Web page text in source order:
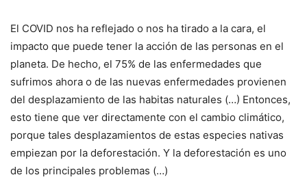
El COVID nos ha reflejado o nos ha tirado a la cara, el
impacto que puede tener la acción de las personas en el
planeta. De hecho, el 75% de las enfermedades que
sufrimos ahora o de las nuevas enfermedades provienen
del desplazamiento de las habitas naturales (…) Entonces,
esto tiene que ver directamente con el cambio climático,
porque tales desplazamientos de estas especies nativas
empiezan por la deforestación. Y la deforestación es uno
de los principales problemas (…)